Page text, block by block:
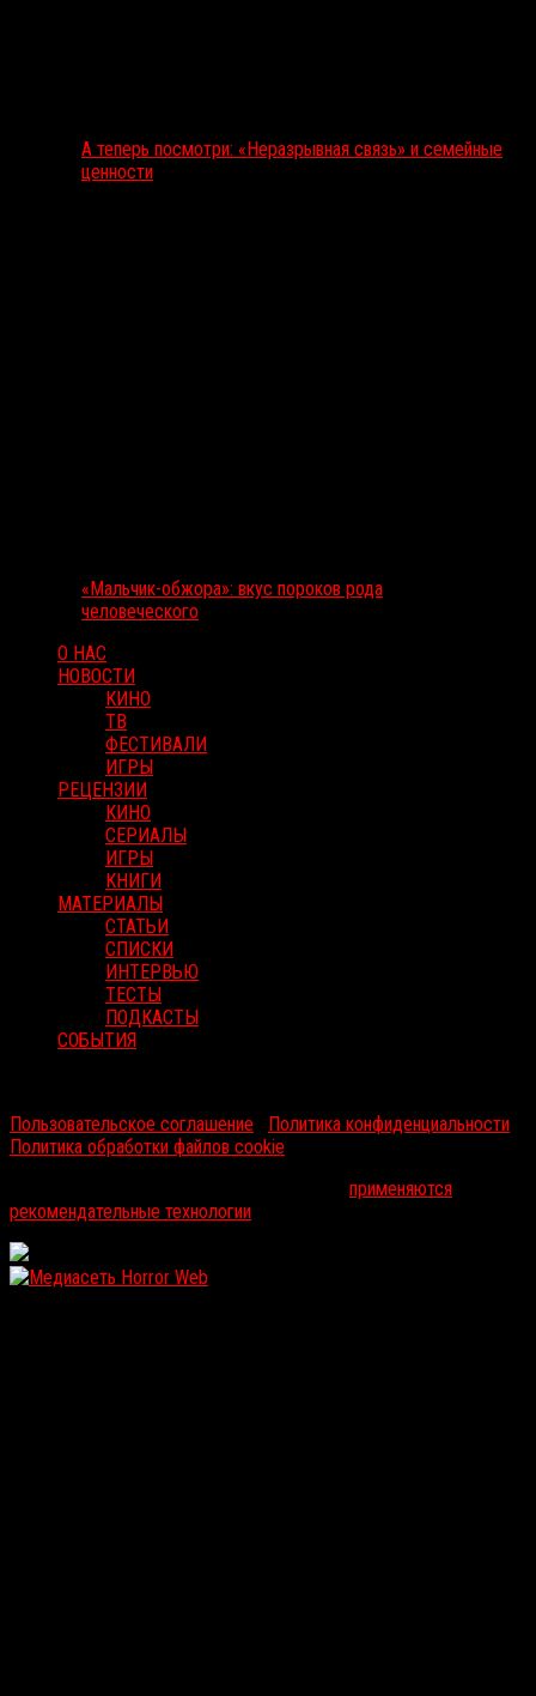
А теперь посмотри: «Неразрывная связь» и семейные
ценности
«Мальчик-обжора»: вкус пороков рода
человеческого
О НАС
НОВОСТИ
КИНО
ТВ
ФЕСТИВАЛИ
ИГРЫ
РЕЦЕНЗИИ
КИНО
СЕРИАЛЫ
ИГРЫ
КНИГИ
МАТЕРИАЛЫ
СТАТЬИ
СПИСКИ
ИНТЕРВЬЮ
ТЕСТЫ
ПОДКАСТЫ
СОБЫТИЯ
Пользовательское соглашение
Политика конфиденциальности
Политика обработки файлов cookie
применяются
рекомендательные технологии